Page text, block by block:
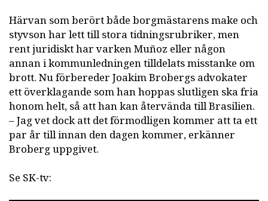
Härvan som berört både borgmästarens make och
styvson har lett till stora tidningsrubriker, men
rent juridiskt har varken Muñoz eller någon
annan i kommunledningen tilldelats misstanke om
brott. Nu förbereder Joakim Brobergs advokater
ett överklagande som han hoppas slutligen ska fria
honom helt, så att han kan återvända till Brasilien.
– Jag vet dock att det förmodligen kommer att ta ett
par år till innan den dagen kommer, erkänner
Broberg uppgivet.
Se SK-tv: